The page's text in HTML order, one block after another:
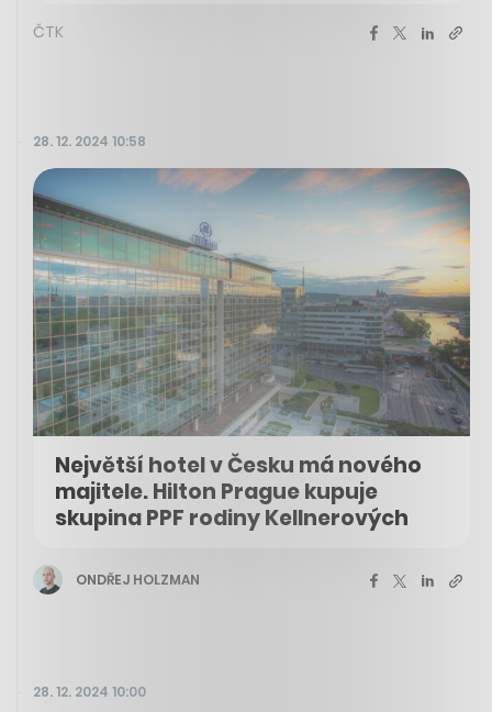
ČTK
28. 12. 2024 10:58
Největší hotel v Česku má nového
majitele. Hilton Prague kupuje
skupina PPF rodiny Kellnerových
ONDŘEJ HOLZMAN
28. 12. 2024 10:00